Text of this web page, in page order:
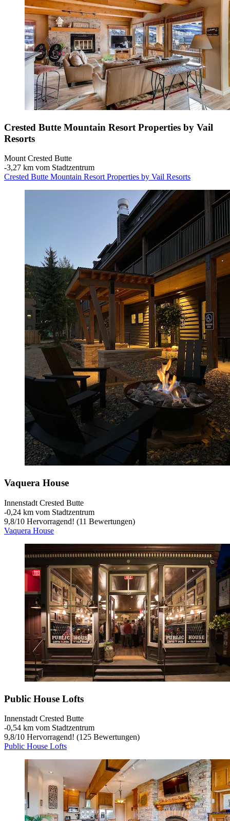
Crested Butte Mountain Resort Properties by Vail
Resorts
Mount Crested Butte
‐3,27 km vom Stadtzentrum
Crested Butte Mountain Resort Properties by Vail Resorts
Vaquera House
Innenstadt Crested Butte
‐0,24 km vom Stadtzentrum
9,8/10 Hervorragend! (11 Bewertungen)
Vaquera House
Public House Lofts
Innenstadt Crested Butte
‐0,54 km vom Stadtzentrum
9,8/10 Hervorragend! (125 Bewertungen)
Public House Lofts